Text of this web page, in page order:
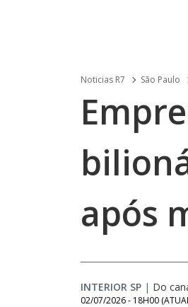
Noticias R7 São Paulo
após
INTERIOR SP | Do
02/07/2026 - 18H00